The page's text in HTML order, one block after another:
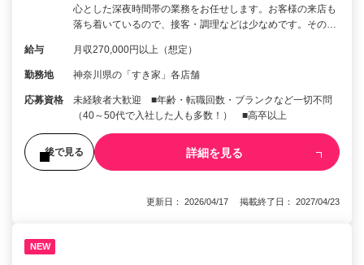
心とした深夜時間帯の業務をお任せします。お客様の来店も
落ち着いているので、接客・調理などは少なめです。その…
給与 月収270,000円以上（想定）
勤務地 神奈川県の「すき家」各店舗
応募資格
未経験者大歓迎 ■年齢・転職回数・ブランクなど一切不問
（40～50代で入社した人も多数！） ■高卒以上
後で見る 詳細を見る
更新日： 2026/04/17 掲載終了日： 2027/04/23
NEW